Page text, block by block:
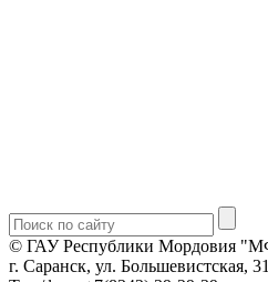
© ГАУ Республики Мордовия
г. Саранск, ул. Большевистская, 31